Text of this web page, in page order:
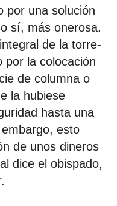
por una solución
sí, más onerosa.
de la torre-
por la colocación
de columna o
la hubiese
hasta una
esto
de unos dineros
dice el obispado,